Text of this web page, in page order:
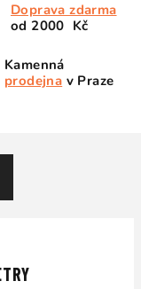
Doprava zdarma
od 2000 Kč
Kamenná
prodejna v Praze